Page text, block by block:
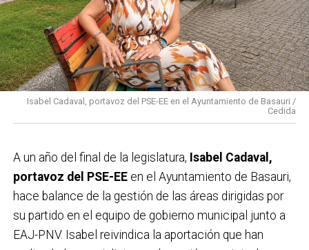
Isabel Cadaval, portavoz del PSE-EE en el Ayuntamiento de Basauri /
Cedida
A un año del final de la legislatura, Isabel Cadaval,
portavoz del PSE-EEen el Ayuntamiento de Basauri,
hace balance de la gestión de las áreas dirigidas por
su partido en el equipo de gobierno municipal junto a
EAJ-PNV. Isabel reivindica la aportación que han